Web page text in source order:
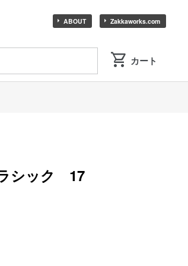
ABOUT Zakkaworks.com
シック 17